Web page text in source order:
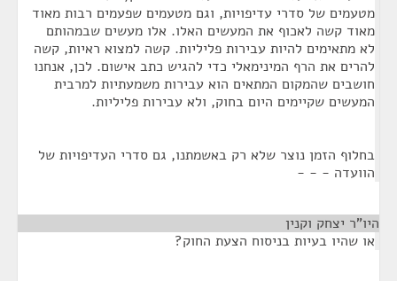
מטעמים של סדרי עדיפויות, וגם מטעמים שפעמים רבות מאוד
מאוד קשה לאכוף את המעשים האלו. אלו מעשים שבמהותם
לא מתאימים להיות עבירות פליליות. קשה למצוא ראיות, קשה
להרים את הרף המינימאלי כדי להגיש כתב אישום. לכן, אנחנו
חושבים שהמקום המתאים הוא עבירות משמעתיות למרבית
המעשים שקיימים היום בחוק, ולא עבירות פליליות.
בחלוף הזמן נוצר שלא רק באשמתנו, גם סדרי העדיפויות של
הוועדה - - -
היו"ר יצחק וקנין
או שהיו בעיות בניסוח הצעת החוק?